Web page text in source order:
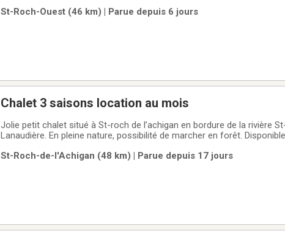
animaux, idéal pour personne seul ou en
St-Roch-Ouest (46 km) | Parue depuis 6 jours
Chalet 3 saisons location au mois
Jolie petit chalet situé à St-roch de l’achigan en bordure de la rivière
Lanaudière. En pleine nature, possibilité de marcher en forêt.
l’autoroute 25-40 et la route
St-Roch-de-l'Achigan (48 km) | Parue depuis 17 jours